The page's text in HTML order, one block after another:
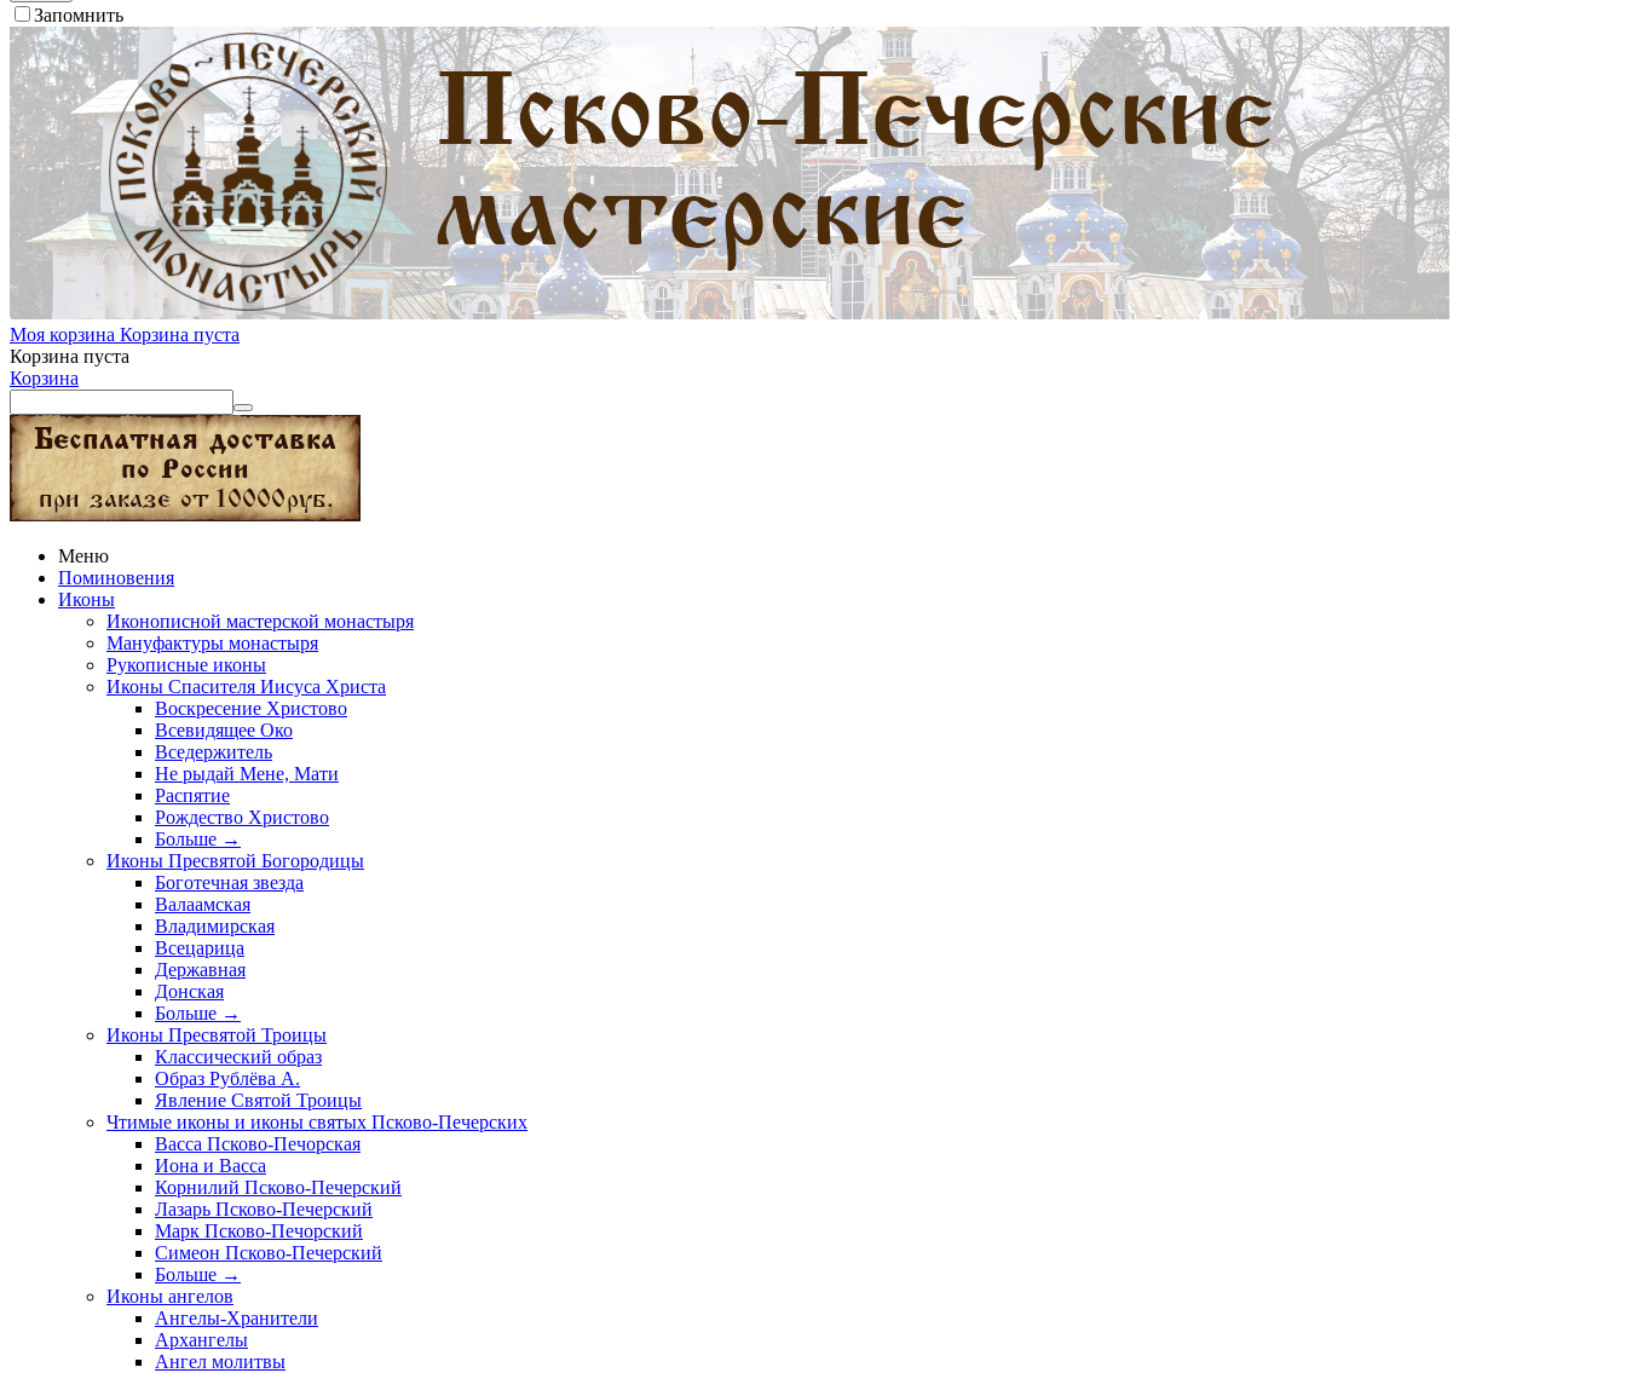
Запомнить
Моя корзина Корзина пуста
Корзина пуста
Корзина
Меню
Поминовения
Иконы
Иконописной мастерской монастыря
Мануфактуры монастыря
Рукописные иконы
Иконы Спасителя Иисуса Христа
Воскресение Христово
Всевидящее Око
Вседержитель
Не рыдай Мене, Мати
Распятие
Рождество Христово
Больше →
Иконы Пресвятой Богородицы
Боготечная звезда
Валаамская
Владимирская
Всецарица
Державная
Донская
Больше →
Иконы Пресвятой Троицы
Классический образ
Образ Рублёва А.
Явление Святой Троицы
Чтимые иконы и иконы святых Псково-Печерских
Васса Псково-Печорская
Иона и Васса
Корнилий Псково-Печерский
Лазарь Псково-Печерский
Марк Псково-Печорский
Симеон Псково-Печерский
Больше →
Иконы ангелов
Ангелы-Хранители
Архангелы
Ангел молитвы